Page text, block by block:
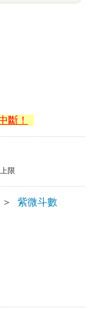
斷！
限
＞ 紫微斗數